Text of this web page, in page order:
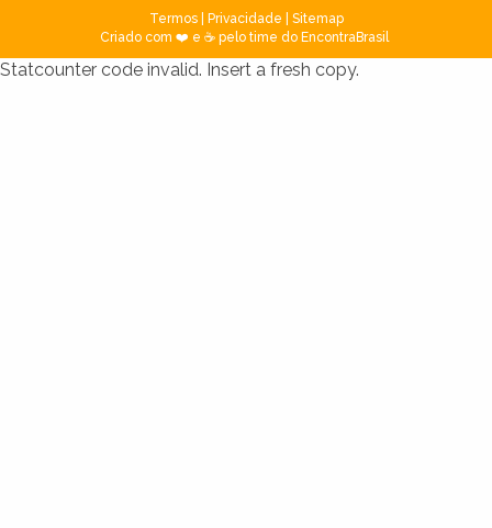
Termos| Privacidade
Sitemap
Criado com ❤️ e ☕ pelo time do EncontraBrasil
Statcounter code invalid. Insert a fresh copy.